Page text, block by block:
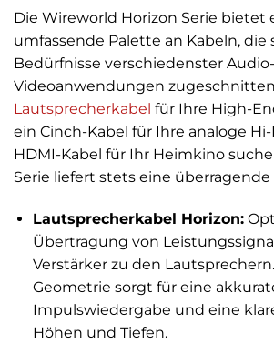
Die Wireworld Horizon Serie bietet
umfassende Palette an Kabeln, die
Bedürfnisse verschiedenster
Videoanwendungen zugeschnitten
Lautsprecherkabel für Ihre High-
ein Cinch-Kabel für Ihre analoge
HDMI-Kabel für Ihr Heimkino
Serie liefert stets eine
Lautsprecherkabel Horizon:
Übertragung von
Verstärker zu den
Geometrie sorgt für eine
Impulswiedergabe und eine
Höhen und Tiefen.